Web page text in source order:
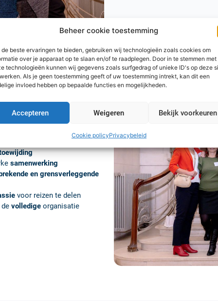
Beheer cookie toestemming
de beste ervaringen te bieden, gebruiken wij technologieën zoals cookies om
over je apparaat op te slaan en/of te raadplegen. Door in te stemmen met
technologieën kunnen wij gegevens zoals surfgedrag of unieke ID's op deze
Als je geen toestemming geeft of uw toestemming intrekt, kan dit een
invloed hebben op bepaalde functies en mogelijkheden.
Accepteren Weigeren Bekijk voorkeuren
Cookie policyPrivacybeleid
om baanbrekende
voor onze klanten, die onze
samenwerking
en grensverleggende
voor reizen te delen
volledige organisatie